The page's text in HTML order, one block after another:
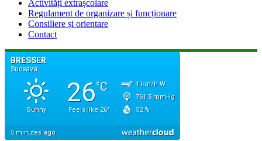
Activități extrașcolare
Regulament de organizare și funcționare
Consiliere și orientare
Contact